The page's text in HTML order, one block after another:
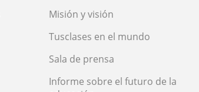
Misión y visión
Tusclases en el mundo
Sala de prensa
Informe sobre el futuro de la